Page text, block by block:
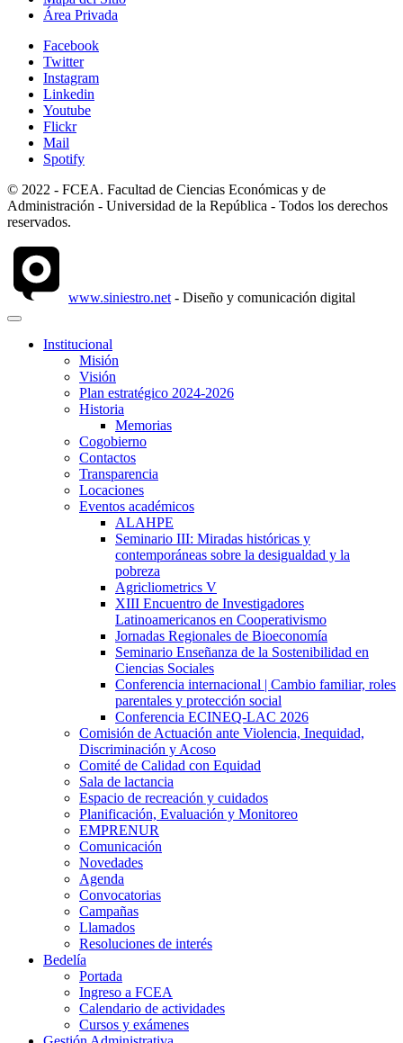
Área Privada
Facebook
Twitter
Instagram
Linkedin
Youtube
Flickr
Mail
Spotify
© 2022 - FCEA. Facultad de Ciencias Económicas y de
Administración - Universidad de la República - Todos los derechos
reservados.
www.siniestro.net - Diseño y comunicación digital
Institucional
Misión
Visión
Plan estratégico 2024-2026
Historia
Memorias
Cogobierno
Contactos
Transparencia
Locaciones
Eventos académicos
ALAHPE
Seminario III: Miradas históricas y
contemporáneas sobre la desigualdad y la
pobreza
Agricliometrics V
XIII Encuentro de Investigadores
Latinoamericanos en Cooperativismo
Jornadas Regionales de Bioeconomía
Seminario Enseñanza de la Sostenibilidad en
Ciencias Sociales
Conferencia internacional | Cambio familiar, roles
parentales y protección social
Conferencia ECINEQ-LAC 2026
Comisión de Actuación ante Violencia, Inequidad,
Discriminación y Acoso
Comité de Calidad con Equidad
Sala de lactancia
Espacio de recreación y cuidados
Planificación, Evaluación y Monitoreo
EMPRENUR
Comunicación
Novedades
Agenda
Convocatorias
Campañas
Llamados
Resoluciones de interés
Bedelía
Portada
Ingreso a FCEA
Calendario de actividades
Cursos y exámenes